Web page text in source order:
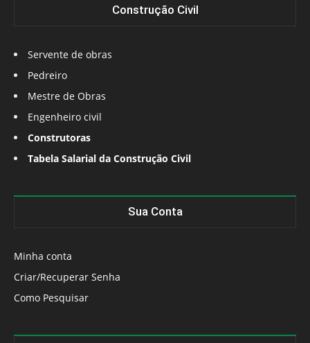
Construção Civil
Servente de obras
Pedreiro
Mestre de Obras
Engenheiro civil
Construtoras
Tabela Salarial da Construção Civil
Sua Conta
Minha conta
Criar/Recuperar Senha
Como Pesquisar